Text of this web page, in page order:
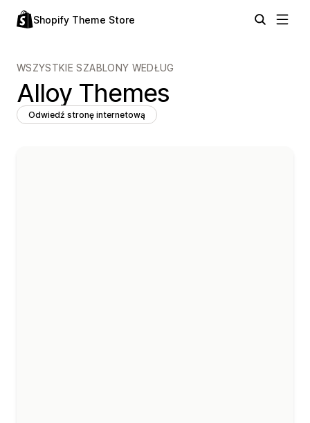
Shopify Theme Store
WSZYSTKIE SZABLONY WEDŁUG
Alloy Themes
Odwiedź stronę internetową